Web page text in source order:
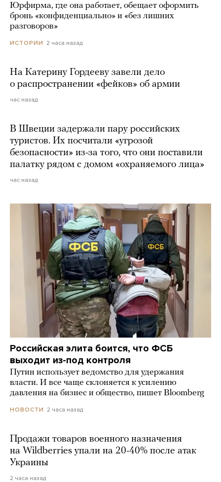
Юрфирма, где она работает, обещает оформить
бронь «конфиденциально» и «без лишних
разговоров»
ИСТОРИИ 2 часа назад
На Катерину Гордееву завели дело
о распространении «фейков» об армии
час назад
В Швеции задержали пару российских
туристов. Их посчитали «угрозой
безопасности» из-за того, что они поставили
палатку рядом с домом «охраняемого лица»
час назад
Российская элита боится, что ФСБ
выходит из-под контроля
Путин использует ведомство для удержания
власти. И все чаще склоняется к усилению
давления на бизнес и общество, пишет Bloomberg
НОВОСТИ 2 часа назад
Продажи товаров военного назначения
на Wildberries упали на 20-40% после атак
Украины
2 часа назад